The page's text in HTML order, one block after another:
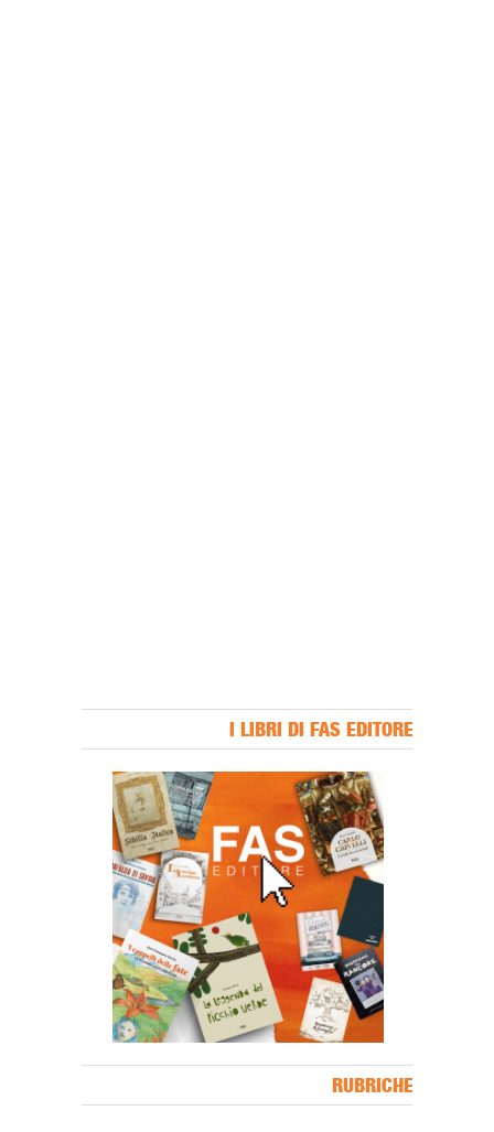
I LIBRI DI FAS EDITORE
RUBRICHE